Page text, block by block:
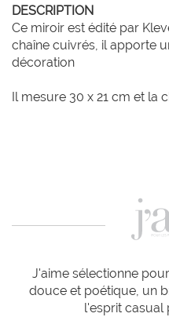
DESCRIPTION
Ce miroir est édité par
chaîne cuivrés, il apporte
décoration
Il mesure 30 x 21 cm et la
J'aime sélectionne
douce et poétique, un
l'esprit casual